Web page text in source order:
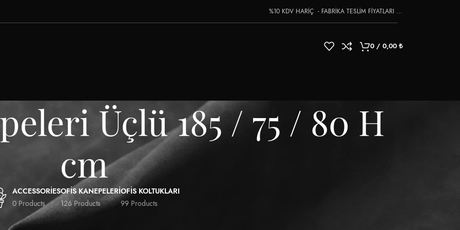
%10 KDV HARİÇ - FABRİKA TESLİM FİYATLARI ...
0 / 0,00 ₺
Üçlü 185 / 75 / 80 H
cm
ACCESSORIES
0 Products
OFIS KANEPELERI
126 Products
OFIS KOLTUKLARI
99 Products
Kanepeleri Üçlü 185 / 75 / 80 H cm